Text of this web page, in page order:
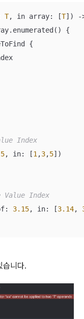
T, in array: [T])
-
{
{
Index
5, in: [1 ,3,5
Index
3.15, in: [3.14,
습니다.